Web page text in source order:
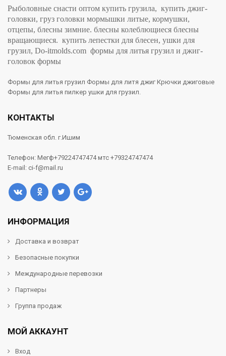
Рыболовные снасти оптом купить грузила, купить джиг-
головки, груз головки мормышки литые, кормушки,
отцепы, блесны зимние. блесны колеблющиеся блесны
вращающиеся. купить лепестки для блесен, ушки для
грузил, Do-itmolds.com формы для литья грузил и джиг-
головок формы
Формы для литья грузил Формы для литя джиг Крючки джиговые
Формы для литья пилкер ушки для грузил.
КОНТАКТЫ
Тюменская обл. г.Ишим
Телефон: Мегф+79224747474 мтс +79324747474
E-mail: ci-f@mail.ru
ИНФОРМАЦИЯ
Доставка и возврат
Безопасные покупки
Международные перевозки
Партнеры
Группа продаж
МОЙ АККАУНТ
Вход